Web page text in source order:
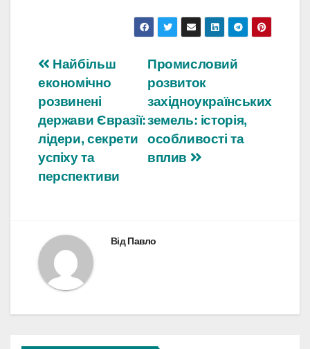
Навігація
записів
Промисловий
розвиток
західноукраїнських
земель: історія,
особливості та
вплив
Найбільш
економічно
розвинені
держави Євразії:
лідери, секрети
успіху та
перспективи
ВідПавло